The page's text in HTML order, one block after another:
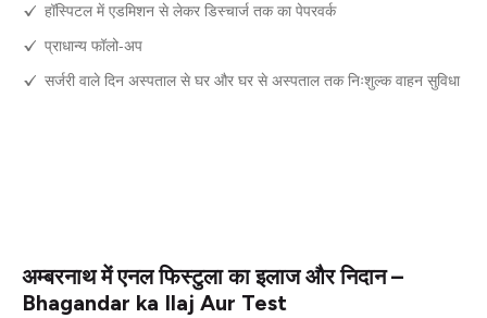
हॉस्पिटल में एडमिशन से लेकर डिस्चार्ज तक का पेपरवर्क
प्राधान्य फॉलो-अप
सर्जरी वाले दिन अस्पताल से घर और घर से अस्पताल तक निःशुल्क वाहन सुविधा
अम्बरनाथ में एनल फिस्टुला का इलाज और निदान –
Bhagandar ka Ilaj Aur Test